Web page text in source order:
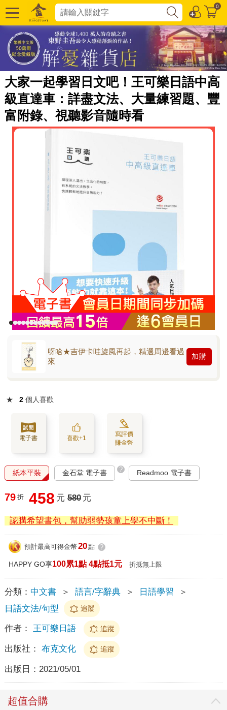
0
大家一起學習日文吧！王可樂日語中高
級直達車：詳盡文法、大量練習題、豐
富附錄、視聽影音隨時看
呀哈★吉伊卡哇旋風再起，精選周邊看過
來
加購
★ 2 個人喜歡
電子書 喜歡+1
寫評價
賺金幣
紙本平裝 金石堂 電子書 ? Readmoo 電子書
79 折 458 元 580 元
認購希望書包，幫助弱勢孩童上學不中斷！
預計最高可得金幣 20點 ?
HAPPY GO享100累1點 4點抵1元 折抵無上限
分類： 中文書 ＞ 語言/字辭典 ＞ 日語學習
＞
日語文法/句型
追蹤
作者： 王可樂日語 追蹤
出版社： 布克文化 追蹤
出版日： 2021/05/01
超值合購